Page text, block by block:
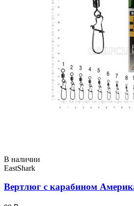
В наличии
EastShark
Вертлюг с карабином